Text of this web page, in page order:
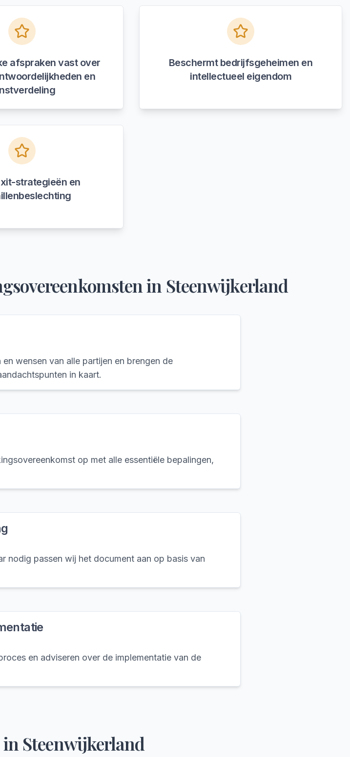
afspraken vast over
en
Beschermt bedrijfsgeheimen en
intellectueel eigendom
strategieën en
in Steenwijkerland
wensen van alle partijen en brengen de
in kaart.
op met alle essentiële bepalingen,
nodig passen wij het document aan op basis van
en adviseren over de implementatie van de
in Steenwijkerland